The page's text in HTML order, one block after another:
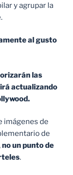
y agrupar la
al gusto
las
actualizando
imágenes de
de
no un punto de
.